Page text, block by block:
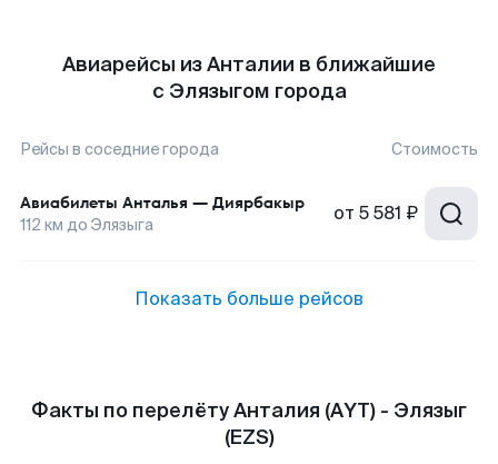
Авиарейсы из Анталии в ближайшие
с Элязыгом города
Рейсы в соседние города Стоимость
Авиабилеты Анталья — Диярбакыр
112 км до Элязыга от 5 581 ₽
Показать больше рейсов
Факты по перелёту Анталия (AYT) - Элязыг
(EZS)